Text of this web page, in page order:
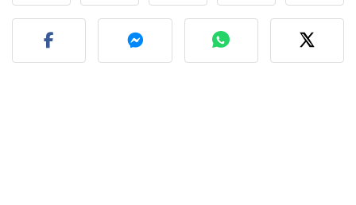
Fez esta receita?